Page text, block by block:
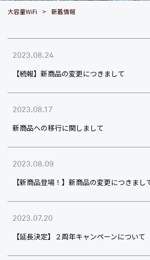
大容量WiFi 新着情報
2023.08.24
【続報】新商品の変更につきまして
2023.08.17
新商品への移行に関しまして
2023.08.09
【新商品登場！】新商品の変更につきまし
2023.07.20
【延長決定】２周年キャンペーンについて